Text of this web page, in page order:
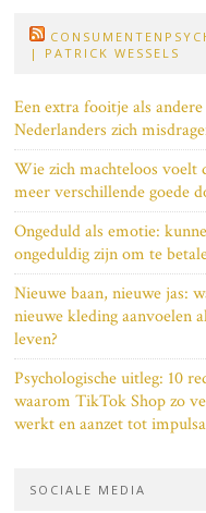
| PATRICK WESSELS
Een extra fooitje als andere
Nederlanders zich
Wie zich machteloos voelt
meer verschillende goede
Ongeduld als emotie:
ongeduldig zijn om te
Nieuwe baan, nieuwe jas:
nieuwe kleding aanvoelen
leven?
Psychologische uitleg: 10
waarom TikTok Shop zo
werkt en aanzet tot
SOCIALE MEDIA